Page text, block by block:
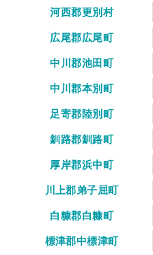
河西郡更別村
広尾郡広尾町
中川郡池田町
中川郡本別町
足寄郡陸別町
釧路郡釧路町
厚岸郡浜中町
川上郡弟子屈町
白糠郡白糠町
標津郡中標津町